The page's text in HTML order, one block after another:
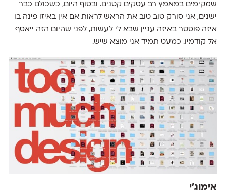
שמקימים במאמץ רב עסקים קטנים. ובסוף היום, כשכולם כבר
ישנים, אני סורק טוב טוב את הראש לראות אם אין באיזו פינה בו
איזה פוסטר באיזה עניין שבא לי לעשות, לפני שהיום הזה ייאסף
אל קודמיו. כמעט תמיד אני מוצא שיש.
אימוג׳י